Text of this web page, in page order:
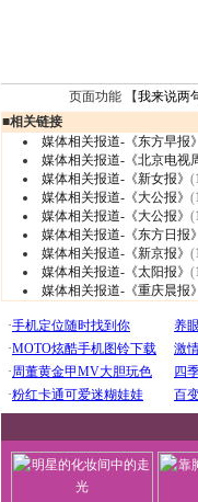
页面功能 【我来说两
■相关链接
媒体相关报道-《东方早报》
媒体相关报道-《北京电视
媒体相关报道-《新女报》
媒体相关报道-《大公报》
媒体相关报道-《大公报》
媒体相关报道-《东方日报》
媒体相关报道-《新京报》
媒体相关报道-《太阳报》
媒体相关报道-《重庆晨报》